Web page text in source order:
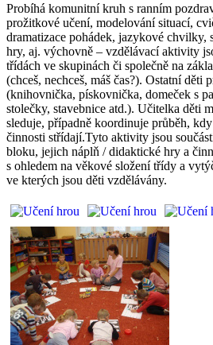
Probíhá komunitní kruh s ranním
prožitkové učení, modelování situací,
dramatizace pohádek, jazykové chvilky,
hry, aj. výchovně – vzdělávací aktivity
třídách ve skupinách či společně na
(chceš, nechceš, máš čas?). Ostatní děti
(knihovnička, pískovnička, domeček s
stolečky, stavebnice atd.). Učitelka děti
sleduje, případně koordinuje průběh,
činnosti střídají.Tyto aktivity jsou
bloku, jejich náplň / didaktické hry a
s ohledem na věkové složení třídy a
ve kterých jsou děti vzdělávány.